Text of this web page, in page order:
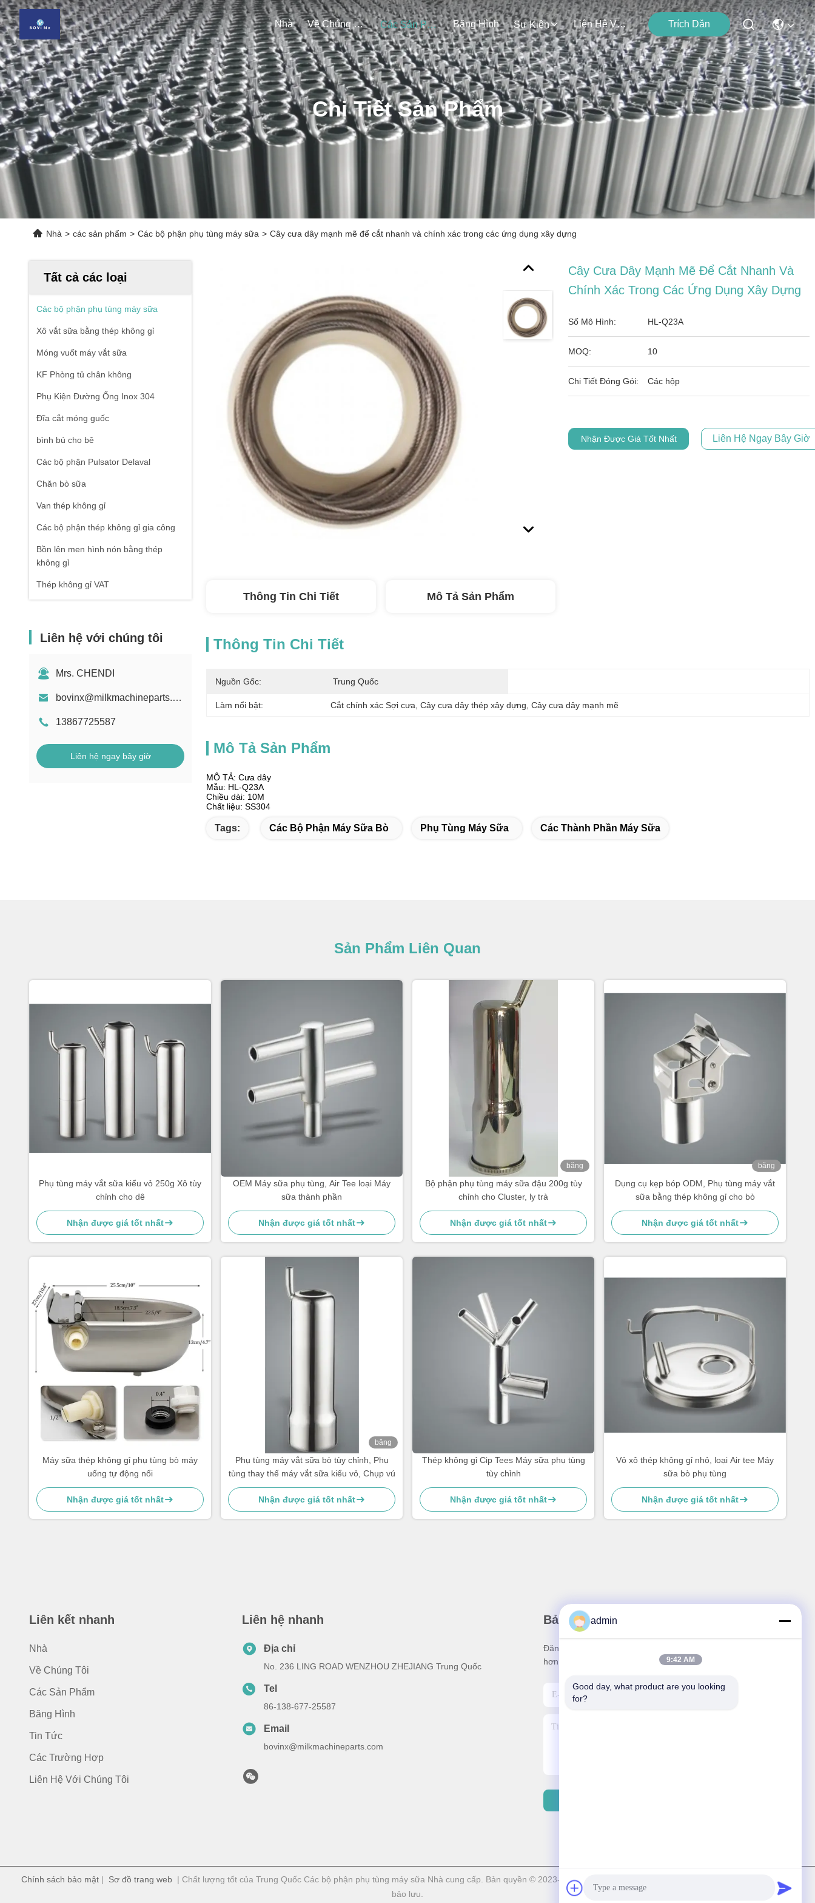
Nhà Về Chúng Tôi Các Sản Phẩm Băng Hình Sự Kiện Liên Hệ Với Chúng Tôi Trích Dẫn
Chi Tiết Sản Phẩm
Nhà > các sản phẩm > Các bộ phận phụ tùng máy sữa > Cây cưa dây mạnh mẽ để cắt nhanh và chính xác trong các ứng dụng xây dựng
Tất cả các loại
Các bộ phận phụ tùng máy sữa
Xô vắt sữa bằng thép không gỉ
Móng vuốt máy vắt sữa
KF Phòng tủ chân không
Phụ Kiện Đường Ống Inox 304
Đĩa cắt móng guốc
bình bú cho bê
Các bộ phận Pulsator Delaval
Chăn bò sữa
Van thép không gỉ
Các bộ phận thép không gỉ gia công
Bồn lên men hình nón bằng thép
không gỉ
Thép không gỉ VAT
Liên hệ với chúng tôi
Mrs. CHENDI
bovinx@milkmachineparts.com
13867725587
Liên hệ ngay bây giờ
Cây Cưa Dây Mạnh Mẽ Để Cắt Nhanh Và
Chính Xác Trong Các Ứng Dụng Xây Dựng
Số Mô Hình: HL-Q23A
MOQ: 10
Chi Tiết Đóng Gói: Các hộp
Nhận Được Giá Tốt Nhất Liên Hệ Ngay Bây Giờ
Thông Tin Chi Tiết Mô Tả Sản Phẩm
Thông Tin Chi Tiết
Nguồn Gốc: Trung Quốc
Làm nổi bật: Cắt chính xác Sợi cưa Cây cưa dây thép xây dựng Cây cưa dây mạnh mẽ
Mô Tả Sản Phẩm
MÔ TẢ: Cưa dây
Mẫu: HL-Q23A
Chiều dài: 10M
Chất liệu: SS304
Tags: Các Bộ Phận Máy Sữa Bò Phụ Tùng Máy Sữa Các Thành Phần Máy Sữa
Sản Phẩm Liên Quan
Phụ tùng máy vắt sữa kiểu vỏ 250g Xô tùy
chỉnh cho dê
Nhận được giá tốt nhất
OEM Máy sữa phụ tùng, Air Tee loại Máy
sữa thành phần
Nhận được giá tốt nhất
băng
Bộ phận phụ tùng máy sữa đậu 200g tùy
chỉnh cho Cluster, ly trà
Nhận được giá tốt nhất
băng
hình
Dụng cụ kẹp bóp ODM, Phụ tùng máy vắt
sữa bằng thép không gỉ cho bò
Nhận được giá tốt nhất
Máy sữa thép không gỉ phụ tùng bò máy
uống tự động nổi
Nhận được giá tốt nhất
băng
Phụ tùng máy vắt sữa bò tùy chỉnh, Phụ
tùng thay thế máy vắt sữa kiểu vỏ, Chụp vú
Nhận được giá tốt nhất
Thép không gỉ Cip Tees Máy sữa phụ tùng
tùy chỉnh
Nhận được giá tốt nhất
Vỏ xô thép không gỉ nhỏ, loại Air tee Máy
sữa bò phụ tùng
Nhận được giá tốt nhất
Liên kết nhanh
Nhà
Về Chúng Tôi
Các Sản Phẩm
Băng Hình
Tin Tức
Các Trường Hợp
Liên Hệ Với Chúng Tôi
Liên hệ nhanh
Địa chỉ
No. 236 LING ROAD WENZHOU ZHEJIANG Trung Quốc
Tel
86-138-677-25587
Email
bovinx@milkmachineparts.com
Bản tin của chúng tôi
Đăng ký nhận bản tin của chúng tôi để được giảm giá và nhiều
hơn nữa.
Chính sách bảo mật | Sơ đồ trang web | Chất lượng tốt của Trung Quốc Các bộ phận phụ tùng máy sữa Nhà cung cấp. Bản quyền © 2023-2026 BOVINX MACHINE PARTS LLC Tất cả các quyền được
bảo lưu.
admin
9:42 AM
Good day, what product are you looking
for?